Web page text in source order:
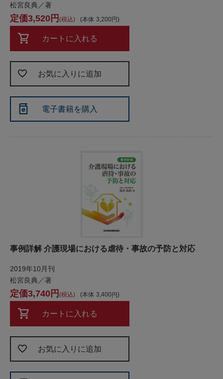
松宮良典／著
本体 3,200
3,520 税込
カートに入れる
お気に入りに追加
電子書籍を購入
事例詳解 介護現場における虐待・事故の予防と対応
2019年10月刊
松宮良典／著
本体 3,400
3,740 税込
カートに入れる
お気に入りに追加